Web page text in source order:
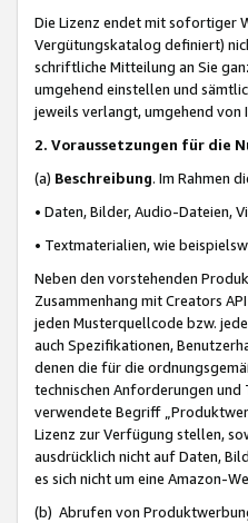
Die Lizenz endet mit sofortiger
Vergütungskatalog definiert)
schriftliche Mitteilung an Sie
umgehend einstellen und
jeweils verlangt, umgehend
2. Voraussetzungen für die
(a) Beschreibung. Im Rahmen
• Daten, Bilder, Audio-Dateien,
• Textmaterialien, wie
Neben den vorstehenden
Zusammenhang mit Creators
jeden Musterquellcode bzw.
auch Spezifikationen,
denen die für die
technischen Anforderungen und
verwendete Begriff
Lizenz zur Verfügung stellen,
ausdrücklich nicht auf Daten,
es sich nicht um eine Amazon-
(b) Abrufen von